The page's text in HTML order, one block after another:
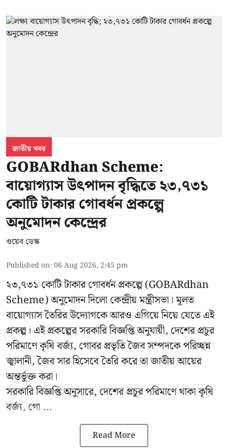
জাতীয় খবর
GOBARdhan Scheme:
বায়োগ্যাস উৎপাদন বৃদ্ধিতে ২৩,৭৩১
কোটি টাকার গোবর্ধন প্রকল্পে
অনুমোদন কেন্দ্রের
ওয়েব ডেস্ক
Published on:06 Aug 2026, 2:45 pm
২৩,৭৩১ কোটি টাকার গোবর্ধন প্রকল্পে (GOBARdhan
Scheme) অনুমোদন দিলো কেন্দ্রীয় মন্ত্রীসভা। মূলত
বায়োগ্যাস তৈরির উদ্যোগকে আরও এগিয়ে নিয়ে যেতে এই
প্রকল্প। এই প্রকল্পের সরকারি বিজ্ঞপ্তি অনুযায়ী, দেশের প্রচুর
পরিমাণে কৃষি বর্জ্য, গোবর প্রভৃতি জৈব সম্পদকে পরিচ্ছন্ন
জ্বালানী, জৈব সার হিসেবে তৈরি করে তা জাতীয় আয়ের
অন্তর্ভুক্ত করা।
সরকারি বিজ্ঞপ্তি অনুসারে, দেশের প্রচুর পরিমাণে থাকা কৃষি
বর্জ্য, গো ...
Read More